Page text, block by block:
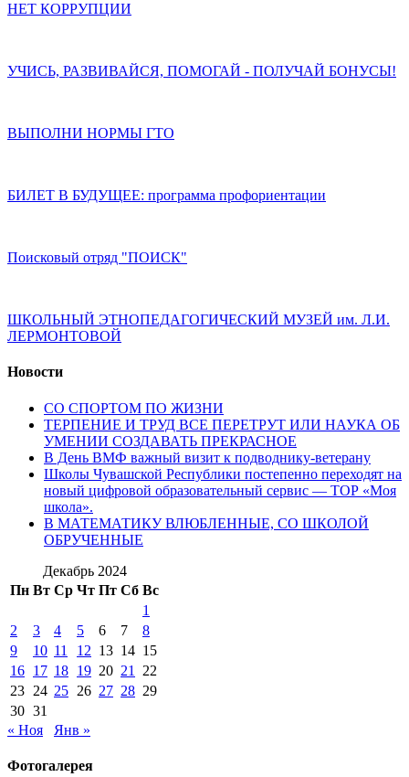
НЕТ КОРРУПЦИИ
УЧИСЬ, РАЗВИВАЙСЯ, ПОМОГАЙ - ПОЛУЧАЙ БОНУСЫ!
ВЫПОЛНИ НОРМЫ ГТО
БИЛЕТ В БУДУЩЕЕ: программа профориентации
Поисковый отряд "ПОИСК"
ШКОЛЬНЫЙ ЭТНОПЕДАГОГИЧЕСКИЙ МУЗЕЙ им. Л.И.
ЛЕРМОНТОВОЙ
Новости
СО СПОРТОМ ПО ЖИЗНИ
ТЕРПЕНИЕ И ТРУД ВСЕ ПЕРЕТРУТ ИЛИ НАУКА ОБ
УМЕНИИ СОЗДАВАТЬ ПРЕКРАСНОЕ
В День ВМФ важный визит к подводнику-ветерану
Школы Чувашской Республики постепенно переходят на
новый цифровой образовательный сервис — ТОР «Моя
школа».
В МАТЕМАТИКУ ВЛЮБЛЕННЫЕ, СО ШКОЛОЙ
ОБРУЧЕННЫЕ
Декабрь 2024
Пн Вт Ср Чт Пт Сб Вс
1
2
3 4 5 6 7
8
9
10 11 12 13 14 15
16 17 18 19 20 21
22
23 24 25 26 27 28 29
30 31
« Ноя
Янв »
Фотогалерея